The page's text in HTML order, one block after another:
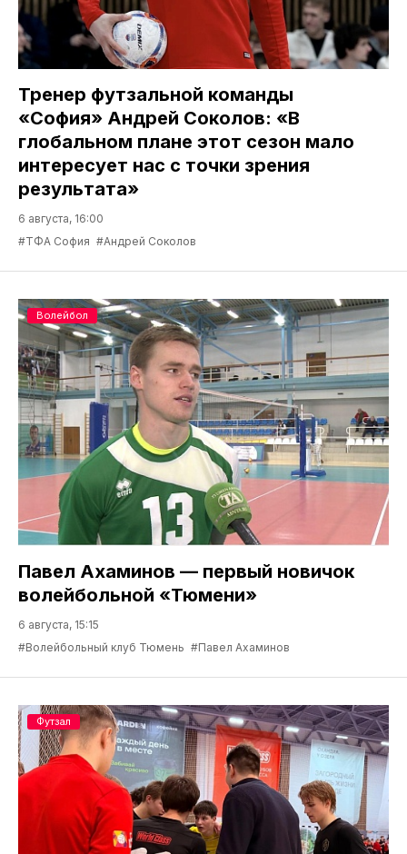
Тренер футзальной команды
«София» Андрей Соколов: «В
глобальном плане этот сезон мало
интересует нас с точки зрения
результата»
6 августа, 16:00
#ТФА София #Андрей Соколов
Павел Ахаминов — первый новичок
волейбольной «Тюмени»
6 августа, 15:15
#Волейбольный клуб Тюмень #Павел Ахаминов
Волейбол
Футзал